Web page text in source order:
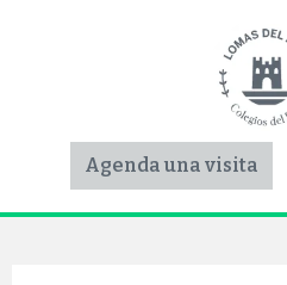
Agenda una visita